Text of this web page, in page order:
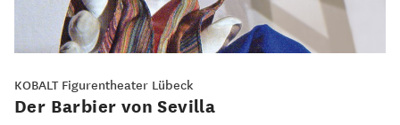
KOBALT Figurentheater Lübeck
Der Barbier von Sevilla